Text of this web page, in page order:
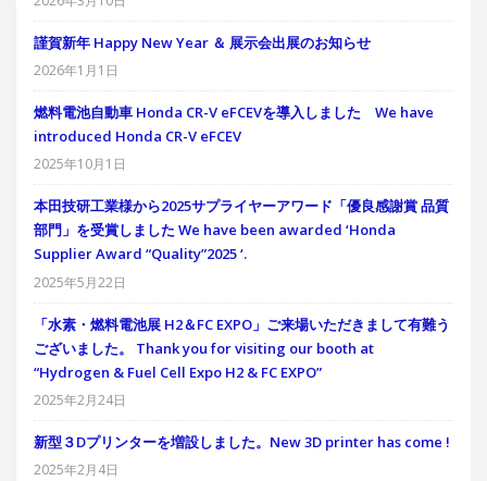
謹賀新年 Happy New Year ＆ 展示会出展のお知らせ
2026年1月1日
燃料電池自動車 Honda CR-V eFCEVを導入しました We have
introduced Honda CR-V eFCEV
2025年10月1日
本田技研工業様から2025サプライヤーアワード「優良感謝賞 品質
部門」を受賞しました We have been awarded ‘Honda
Supplier Award “Quality”2025 ‘.
2025年5月22日
「水素・燃料電池展 H2＆FC EXPO」ご来場いただきまして有難う
ございました。 Thank you for visiting our booth at
“Hydrogen & Fuel Cell Expo H2 & FC EXPO”
2025年2月24日
新型３Dプリンターを増設しました。New 3D printer has come !
2025年2月4日